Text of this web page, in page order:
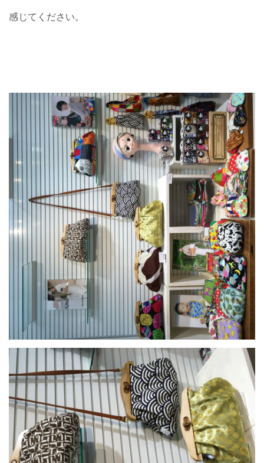
感じてください。